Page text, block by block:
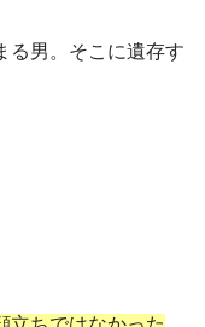
男。そこに遺存す